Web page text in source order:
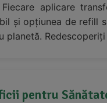
Fiecare aplicare
și opțiunea de refill
planetă.
pentru